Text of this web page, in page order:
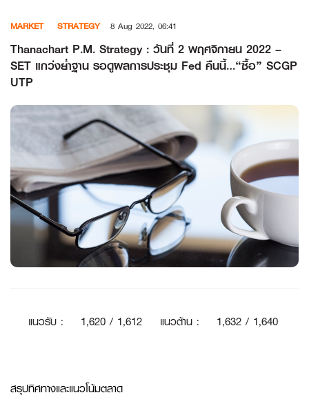
content
MARKET STRATEGY 8 Aug 2022, 06:41
Thanachart P.M. Strategy : วันที่ 2 พฤศจิกายน 2022 –
SET แกว่งย่ำฐาน รอดูผลการประชุม Fed คืนนี้…“ซื้อ” SCGP
UTP
แนวรับ: 1,620 / 1,612 แนวต้าน : 1,632 / 1,640
สรุปทิศทางและแนวโน้มตลาด